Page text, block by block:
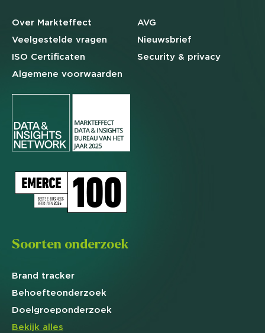
Over Markteffect
Veelgestelde vragen
ISO Certificaten
Algemene voorwaarden
AVG
Nieuwsbrief
Security & privacy
Soorten onderzoek
Brand tracker
Behoefteonderzoek
Doelgroeponderzoek
Bekijk alles